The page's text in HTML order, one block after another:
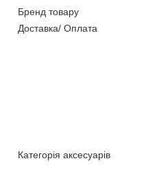
Бренд товару
Доставка/ Оплата
Категорія аксесуарів